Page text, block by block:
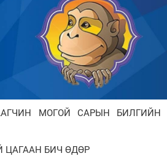
МОГОЙ САРЫН БИЛГИЙН
ЦАГААН БИЧ ӨДӨР